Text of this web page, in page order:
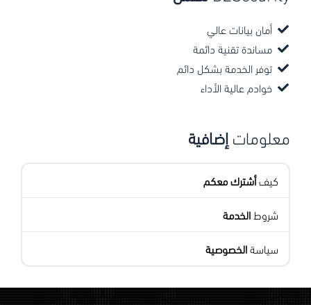
أمان بيانات عالي
مساندة تقنية دائمة
توفر الخدمة بشكل دائم
خوادم عالية الأداء
معلوماتإضافية
كيفأشترك معكم
شروطالخدمة
سياسةالخصوصية